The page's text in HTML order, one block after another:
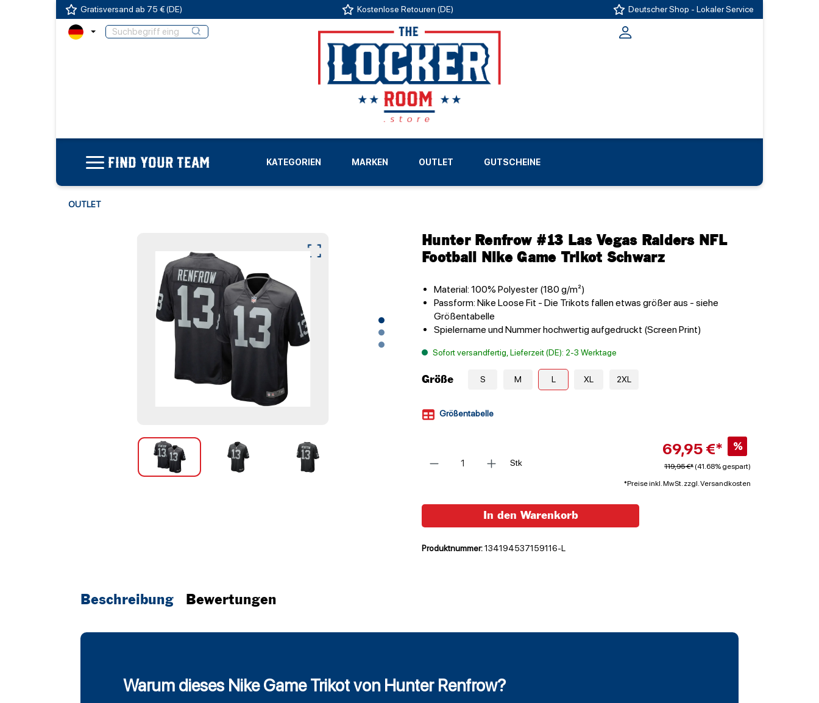
Gratisversand ab 75 € (DE) Kostenlose Retouren (DE) Deutscher Shop - Lokaler Service
FIND YOUR TEAM KATEGORIEN MARKEN
LIGEN
OUTLET GUTSCHEINE
OUTLET
Hunter Renfrow #13 Las Vegas Raiders NFL
Football Nike Game Trikot Schwarz
Material: 100% Polyester (180 g/m²)
Passform: Nike Loose Fit - Die Trikots fallen etwas größer aus - siehe
Größentabelle
Spielername und Nummer hochwertig aufgedruckt (Screen Print)
Sofort versandfertig, Lieferzeit (DE): 2-3 Werktage
Größe S M L XL 2XL
Größentabelle
Stk
69,95 €* %
119,95 €* (41.68% gespart)
*Preise inkl. MwSt. zzgl. Versandkosten
In den Warenkorb
Produktnummer:134194537159116-L
Beschreibung Bewertungen
Warum dieses Nike Game Trikot von Hunter Renfrow?